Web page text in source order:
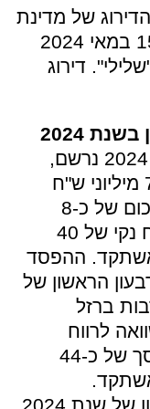
של מדינת
ישראל על ידי S&P, עודכן ביום 15 במאי 2024
דירוג
2024
במהלך הרבעון הראשון של שנת 2024 נרשם,
בהשפעת המלחמה, הפסד של 7 מיליוני ש"ח
הכוללים הוצאות חד פעמיות בסכום של כ-8
מיליוני ש"ח, זאת, בהשוואה לרווח נקי של 40
אשתקד. ההפסד
הראשון של
ברזל
לרווח
התפעולי לפני הוצאות אחרות בסך של כ-44
ההוצאות האחרות ברבעון הראשון של שנת 2024